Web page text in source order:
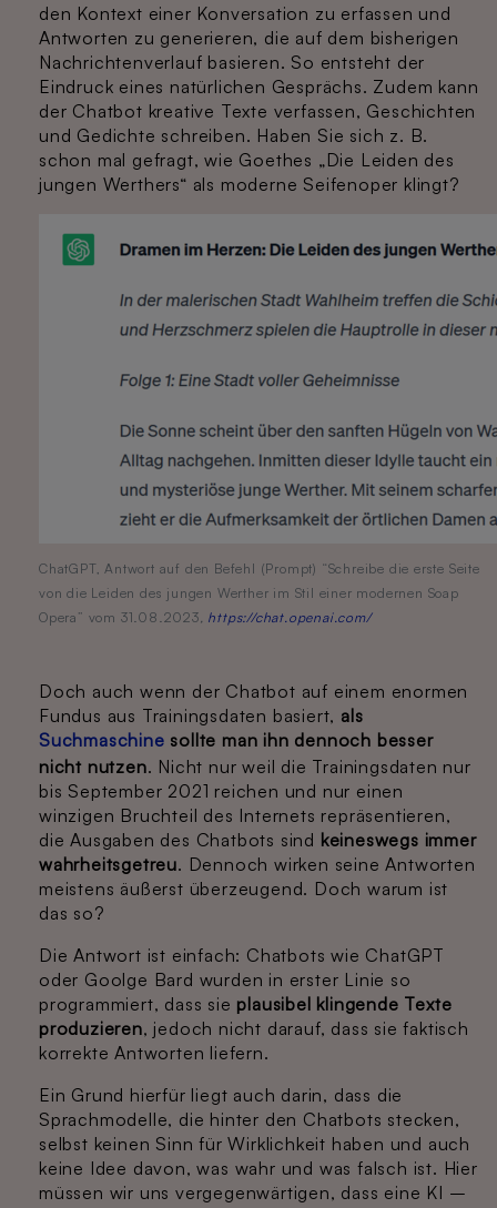
den Kontext einer Konversation zu erfassen und
Antworten zu generieren, die auf dem bisherigen
Nachrichtenverlauf basieren. So entsteht der
Eindruck eines natürlichen Gesprächs. Zudem kann
der Chatbot kreative Texte verfassen, Geschichten
und Gedichte schreiben. Haben Sie sich z. B.
schon mal gefragt, wie Goethes „Die Leiden des
jungen Werthers“ als moderne Seifenoper klingt?
ChatGPT, Antwort auf den Befehl (Prompt) “Schreibe die erste Seite
von die Leiden des jungen Werther im Stil einer modernen Soap
Opera” vom 31.08.2023 https://chat.openai.com/
Doch auch wenn der Chatbot auf einem enormen
Fundus aus Trainingsdaten basiert, als
Suchmaschine sollte man ihn dennoch besser
nicht nutzen. Nicht nur weil die Trainingsdaten nur
bis September 2021 reichen und nur einen
winzigen Bruchteil des Internets repräsentieren,
die Ausgaben des Chatbots sind keineswegs immer
wahrheitsgetreu. Dennoch wirken seine Antworten
meistens äußerst überzeugend. Doch warum ist
das so?
Die Antwort ist einfach: Chatbots wie ChatGPT
oder Goolge Bard wurden in erster Linie so
programmiert, dass sie plausibel klingende Texte
produzieren, jedoch nicht darauf, dass sie faktisch
korrekte Antworten liefern.
Ein Grund hierfür liegt auch darin, dass die
Sprachmodelle, die hinter den Chatbots stecken,
selbst keinen Sinn für Wirklichkeit haben und auch
keine Idee davon, was wahr und was falsch ist. Hier
müssen wir uns vergegenwärtigen, dass eine KI –